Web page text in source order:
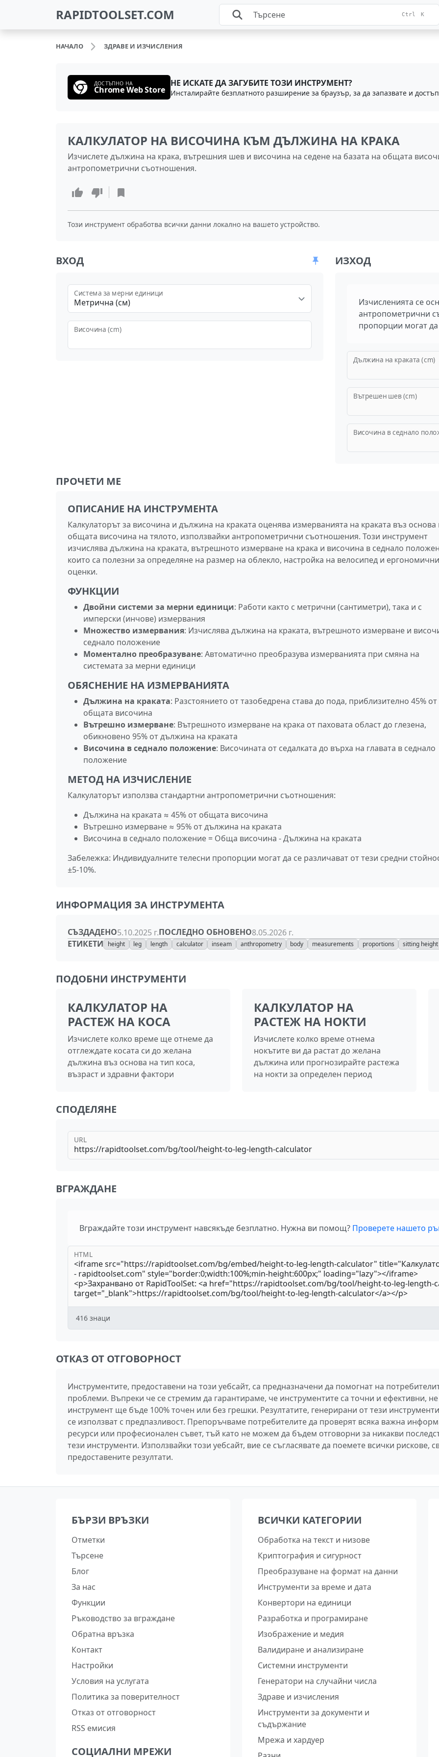
RAPIDTOOLSET.COM Ctrl K
НАЧАЛО ЗДРАВЕ И ИЗЧИСЛЕНИЯ
ДОСТЪПНО НА
Chrome Web Store
НЕ ИСКАТЕ ДА ЗАГУБИТЕ ТОЗИ ИНСТРУМЕНТ?
КАЛКУЛАТОР НА ВИСОЧИНА КЪМ ДЪЛЖИНА НА КРАКА
Изчислете дължина на крака, вътрешния шев и височина на седене на базата на общата
антропометрични съотношения.
Този инструмент обработва всички данни локално на вашето устройство.
ВХОД
Метрична (см)
Система за мерни единици
Височина (cm)
ИЗХОД
Изчисленията се
антропометрични
пропорции могат да
Дължина на краката (cm)
Вътрешен шев (cm)
Височина в седнало
ПРОЧЕТИ МЕ
ОПИСАНИЕ НА ИНСТРУМЕНТА
Калкулаторът за височина и дължина на краката оценява измерванията на краката въз основа
общата височина на тялото, използвайки антропометрични съотношения. Този инструмент
изчислява дължина на краката, вътрешното измерване на крака и височина в седнало
които са полезни за определяне на размер на облекло, настройка на велосипед и ергономични
оценки.
ФУНКЦИИ
Двойни системи за мерни единици: Работи както с метрични (сантиметри), така и с
имперски (инчове) измервания
Множество измервания: Изчислява дължина на краката, вътрешното измерване и
седнало положение
Моментално преобразуване: Автоматично преобразува измерванията при смяна на
системата за мерни единици
ОБЯСНЕНИЕ НА ИЗМЕРВАНИЯТА
Дължина на краката: Разстоянието от тазобедрена става до пода, приблизително 45% от
общата височина
Вътрешно измерване: Вътрешното измерване на крака от паховата област до глезена,
обикновено 95% от дължина на краката
Височина в седнало положение: Височината от седалката до върха на главата в седнало
положение
МЕТОД НА ИЗЧИСЛЕНИЕ
Калкулаторът използва стандартни антропометрични съотношения:
Дължина на краката ≈ 45% от общата височина
Вътрешно измерване ≈ 95% от дължина на краката
Височина в седнало положение = Обща височина - Дължина на краката
Забележка: Индивидуалните телесни пропорции могат да се различават от тези средни
±5-10%.
ИНФОРМАЦИЯ ЗА ИНСТРУМЕНТА
СЪЗДАДЕНО5.10.2025 г.ПОСЛЕДНО ОБНОВЕНО8.05.2026 г.
ЕТИКЕТИ
height leg length calculator inseam anthropometry body measurements proportions sitting height
ПОДОБНИ ИНСТРУМЕНТИ
КАЛКУЛАТОР НА
РАСТЕЖ НА КОСА
Изчислете колко време ще отнеме да
отглеждате косата си до желана
дължина въз основа на тип коса,
възраст и здравни фактори
КАЛКУЛАТОР НА
РАСТЕЖ НА НОКТИ
Изчислете колко време отнема
нокътите ви да растат до желана
дължина или прогнозирайте растежа
на нокти за определен период
СПОДЕЛЯНЕ
URL
ВГРАЖДАНЕ
Вграждайте този инструмент навсякъде безплатно. Нужна ви помощ? Проверете нашето
HTML
416 знаци
ОТКАЗ ОТ ОТГОВОРНОСТ
Инструментите, предоставени на този уебсайт, са предназначени да помогнат на
проблеми. Въпреки че се стремим да гарантираме, че инструментите са точни и ефективни,
инструмент ще бъде 100% точен или без грешки. Резултатите, генерирани от тези
се използват с предпазливост. Препоръчваме потребителите да проверят всяка важна
ресурси или професионален съвет, тъй като не можем да бъдем отговорни за никакви
тези инструменти. Използвайки този уебсайт, вие се съгласявате да поемете всички рискове,
предоставените резултати.
БЪРЗИ ВРЪЗКИ
Отметки
Търсене
Блог
За нас
Функции
Ръководство за вграждане
Обратна връзка
Контакт
Настройки
Условия на услугата
Политика за поверителност
Отказ от отговорност
RSS емисия
СОЦИАЛНИ МРЕЖИ
ВСИЧКИ КАТЕГОРИИ
Обработка на текст и низове
Криптография и сигурност
Преобразуване на формат на данни
Инструменти за време и дата
Конвертори на единици
Разработка и програмиране
Изображение и медия
Валидиране и анализиране
Системни инструменти
Генератори на случайни числа
Здраве и изчисления
Инструменти за документи и
съдържание
Мрежа и хардуер